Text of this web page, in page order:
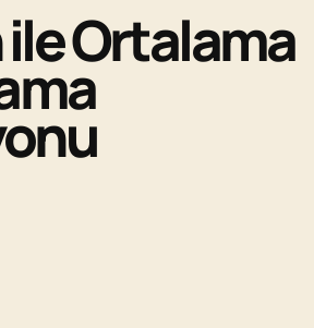
Ortalama